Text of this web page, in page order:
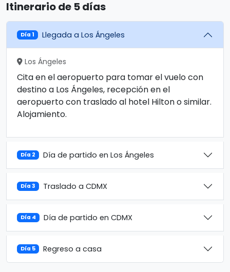
Itinerario de 5 días
Día 1 Llegada a Los Ángeles
Los Ángeles
Cita en el aeropuerto para tomar el vuelo con
destino a Los Ángeles, recepción en el
aeropuerto con traslado al hotel Hilton o similar.
Alojamiento.
Día 2 Día de partido en Los Ángeles
Día 3 Traslado a CDMX
Día 4 Día de partido en CDMX
Día 5 Regreso a casa